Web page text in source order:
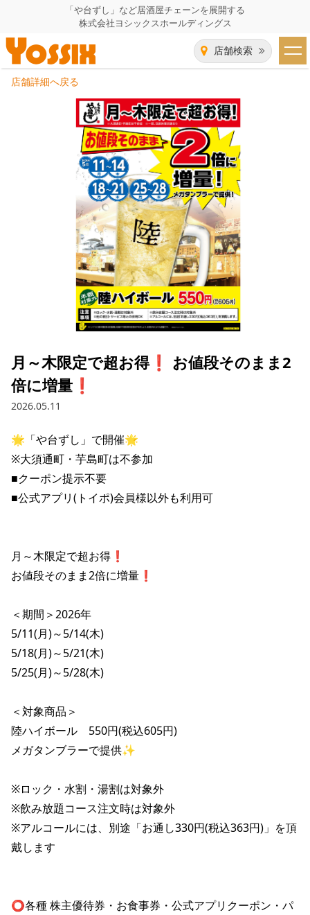
「や台ずし」など居酒屋チェーンを展開する
株式会社ヨシックスホールディングス
店舗検索
HOME
企業情報
企業情報トップ
代表者あいさつ
グループ会社
会社概要
経営陣
組織図
所在地
飲食事業紹介
飲食事業紹介トップ
や台ずし
これや
焼とりてっぱん
ひとくち餃子の頂
せんと
や台や
華花
IR（株主・投資家）情報
IR情報トップ
会長メッセージ
コーポレートガバナンス
財務情報
業績推移
財政状況
株式情報
IRライブラリ
IRライブラリトップ
決算説明資料
有価証券報告書等法定開示資料
その他IR資料
適時開示資料
IRカレンダー
株主優待
FAQ
IRお問い合わせ
採用情報
採用情報トップ
パート・アルバイト
店舗物件・店舗施工管理業者の募集
お問い合わせ
お問い合わせトップ
ご意見・アンケート（ご来店の方）
このサイトについて
プライバシーポリシー
リンク集
店舗詳細へ戻る
月～木限定で超お得❗️ お値段そのまま2
倍に増量❗️
2026.05.11
🌟「や台ずし」で開催🌟
※大須通町・芋島町は不参加
■クーポン提示不要
■公式アプリ(トイポ)会員様以外も利用可
月～木限定で超お得❗️
お値段そのまま2倍に増量❗️
＜期間＞2026年
5/11(月)～5/14(木)
5/18(月)～5/21(木)
5/25(月)～5/28(木)
＜対象商品＞
陸ハイボール　550円(税込605円)
メガタンブラーで提供✨
※ロック・水割・湯割は対象外
※飲み放題コース注文時は対象外
※アルコールには、別途「お通し330円(税込363円)」を頂
戴します
⭕️各種 株主優待券・お食事券・公式アプリクーポン・パ